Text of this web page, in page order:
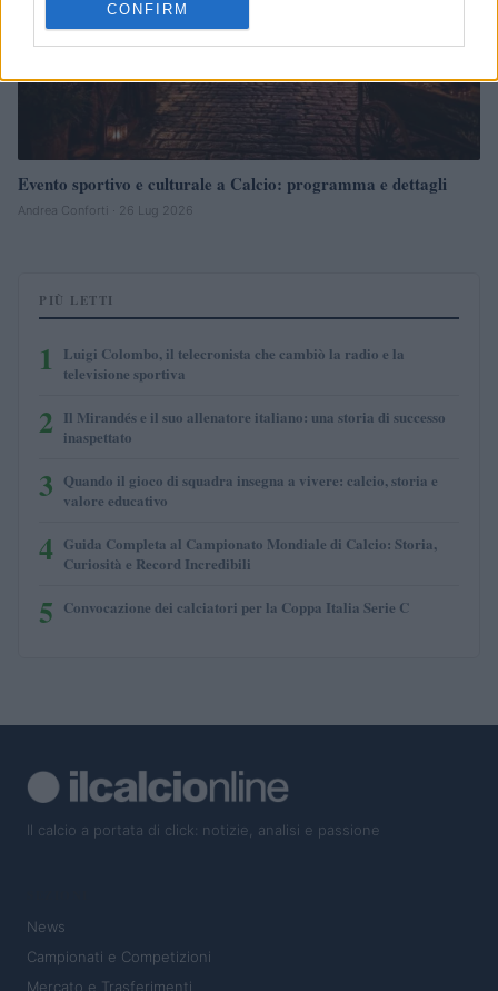
CONFIRM
Evento sportivo e culturale a Calcio: programma e dettagli
Andrea Conforti · 26 Lug 2026
PIÙ LETTI
1
Luigi Colombo, il telecronista che cambiò la radio e la
televisione sportiva
2 Il Mirandés e il suo allenatore italiano: una storia di successo
inaspettato
3 Quando il gioco di squadra insegna a vivere: calcio, storia e
valore educativo
4 Guida Completa al Campionato Mondiale di Calcio: Storia,
Curiosità e Record Incredibili
5 Convocazione dei calciatori per la Coppa Italia Serie C
Il calcio a portata di click: notizie, analisi e passione
News
Campionati e Competizioni
Mercato e Trasferimenti